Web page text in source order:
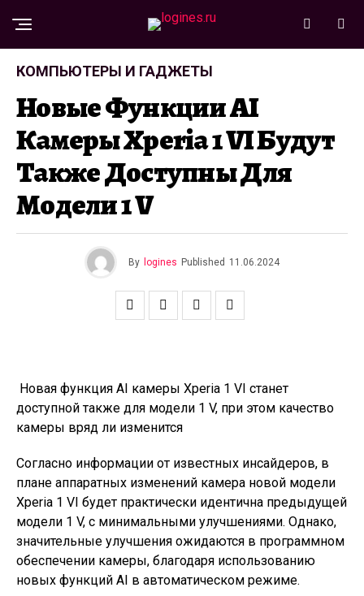
КОМПЬЮТЕРЫ И ГАДЖЕТЫ
Новые Функции AI
Камеры Xperia 1 VI Будут
Также Доступны Для
Модели 1 V
By logines Published 11.06.2024
Новая функция AI камеры Xperia 1 VI станет
доступной также для модели 1 V, при этом качество
камеры вряд ли изменится
Согласно информации от известных инсайдеров, в
плане аппаратных изменений камера новой модели
Xperia 1 VI будет практически идентична предыдущей
модели 1 V, с минимальными улучшениями. Однако,
значительные улучшения ожидаются в программном
обеспечении камеры, благодаря использованию
новых функций AI в автоматическом режиме.